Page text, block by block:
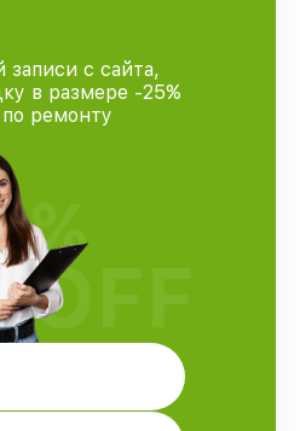
с сайта,
в размере -25%
ремонту
%
OFF